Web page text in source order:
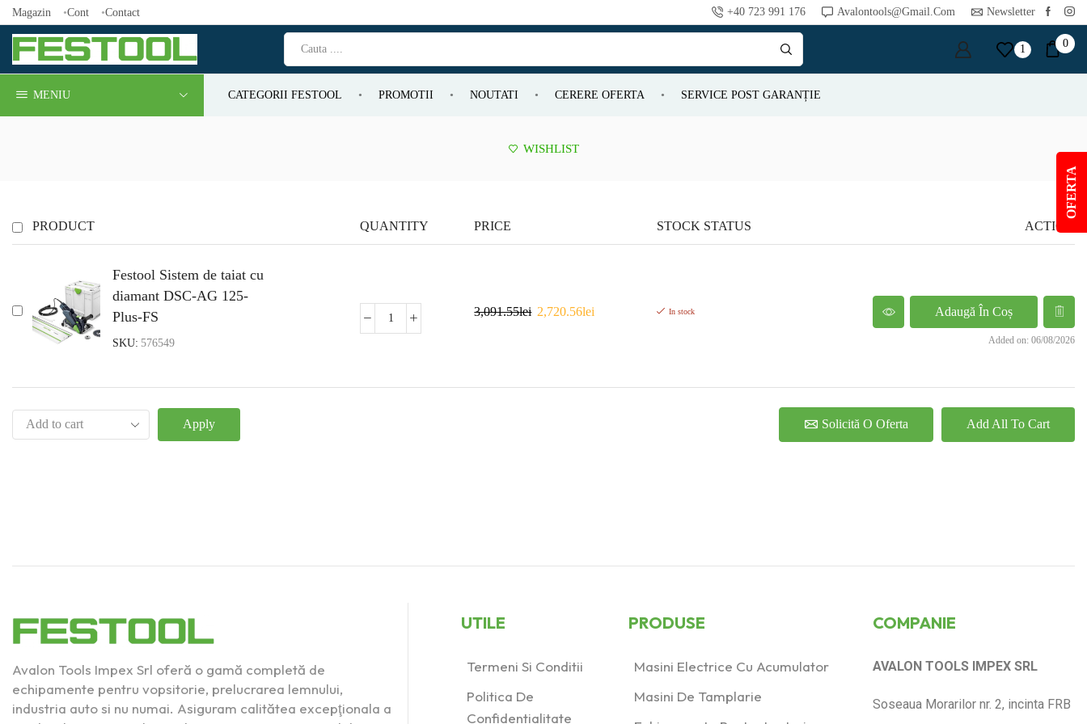
Magazin Cont Contact +40 723 991 176 Avalontools@gmail.com Newsletter
1 0
MENIU CATEGORII FESTOOL PROMOTII NOUTATI CERERE OFERTA SERVICE POST GARANȚIE
WISHLIST
PRODUCT QUANTITY PRICE STOCK STATUS ACTION
Festool Sistem de taiat cu
diamant DSC-AG 125-
Plus-FS
SKU: 576549
3,091.55lei 2,720.56lei In stock Adaugă În Coș
Added on: 06/08/2026
Apply Solicită O Oferta Add All To Cart
Avalon Tools Impex Srl oferă o gamă completă de
echipamente pentru vopsitorie, prelucrarea lemnului,
industria auto si nu numai. Asiguram calitătea excepţionala a
UTILE
Termeni Si Conditii
Politica De
Confidentialitate
PRODUSE
Masini Electrice Cu Acumulator
Masini De Tamplarie
COMPANIE
AVALON TOOLS IMPEX SRL
Soseaua Morarilor nr. 2, incinta FRB
OFERTA